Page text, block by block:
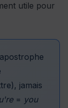
utile pour
jamais
= you